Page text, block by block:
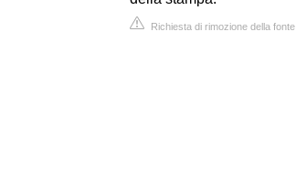
Richiesta di rimozione della fonte